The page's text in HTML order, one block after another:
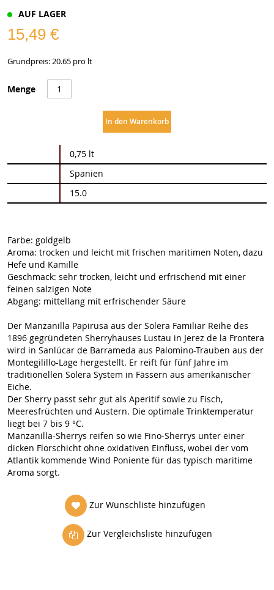
AUF LAGER
15,49 €
Grundpreis: 20.65 pro lt
Menge
In den Warenkorb
Informationen
0,75 lt
Spanien
15.0
Farbe: goldgelb
Aroma: trocken und leicht mit frischen maritimen Noten, dazu
Hefe und Kamille
Geschmack: sehr trocken, leicht und erfrischend mit einer
feinen salzigen Note
Abgang: mittellang mit erfrischender Säure
Der Manzanilla Papirusa aus der Solera Familiar Reihe des
1896 gegründeten Sherryhauses Lustau in Jerez de la Frontera
wird in Sanlúcar de Barrameda aus Palomino-Trauben aus der
Montegilillo-Lage hergestellt. Er reift für fünf Jahre im
traditionellen Solera System in Fässern aus amerikanischer
Eiche.
Der Sherry passt sehr gut als Aperitif sowie zu Fisch,
Meeresfrüchten und Austern. Die optimale Trinktemperatur
liegt bei 7 bis 9 °C.
Manzanilla-Sherrys reifen so wie Fino-Sherrys unter einer
dicken Florschicht ohne oxidativen Einfluss, wobei der vom
Atlantik kommende Wind Poniente für das typisch maritime
Aroma sorgt.
Zur Wunschliste hinzufügen
Zur Vergleichsliste hinzufügen